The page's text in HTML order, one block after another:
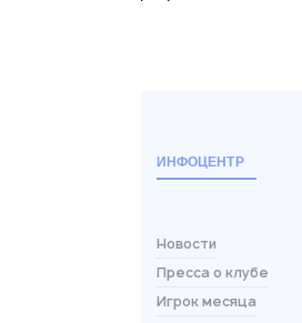
ИНФОЦЕНТР
Новости
Пресса о клубе
Игрок месяца